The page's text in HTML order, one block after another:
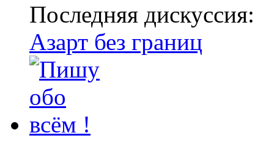
Последняя дискуссия:
Азарт без границ